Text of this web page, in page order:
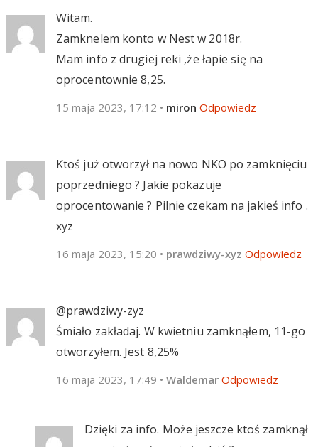
Witam.
Zamknelem konto w Nest w 2018r.
Mam info z drugiej reki ,że łapie się na
oprocentownie 8,25.
15 maja 2023, 17:12 • miron Odpowiedz
Ktoś już otworzył na nowo NKO po zamknięciu
poprzedniego ? Jakie pokazuje
oprocentowanie ? Pilnie czekam na jakieś info .
xyz
16 maja 2023, 15:20 • prawdziwy-xyz Odpowiedz
@prawdziwy-zyz
Śmiało zakładaj. W kwietniu zamknąłem, 11-go
otworzyłem. Jest 8,25%
16 maja 2023, 17:49 • Waldemar Odpowiedz
Dzięki za info. Może jeszcze ktoś zamknął